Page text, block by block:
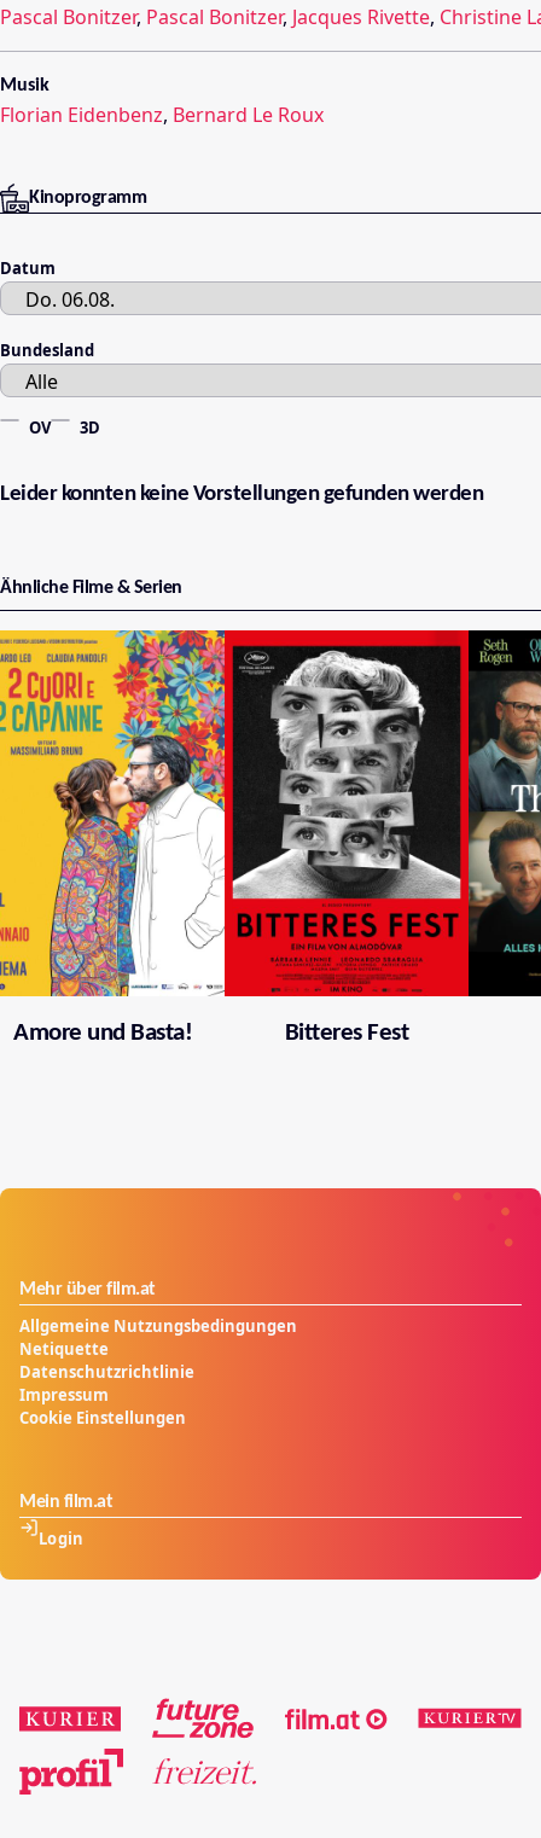
Pascal Bonitzer, Pascal Bonitzer, Jacques Rivette, Christine
Musik
Florian Eidenbenz, Bernard Le Roux
Kinoprogramm
Datum
Bundesland
OV 3D
Leider konnten keine Vorstellungen gefunden werden
Ähnliche Filme & Serien
Amore und Basta! Bitteres Fest
Mehr über film.at
Allgemeine Nutzungsbedingungen
Netiquette
Datenschutzrichtlinie
Impressum
Cookie Einstellungen
Mein film.at
Login